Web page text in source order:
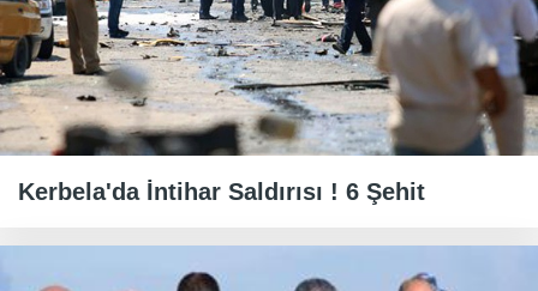
Kerbela'da İntihar Saldırısı ! 6 Şehit